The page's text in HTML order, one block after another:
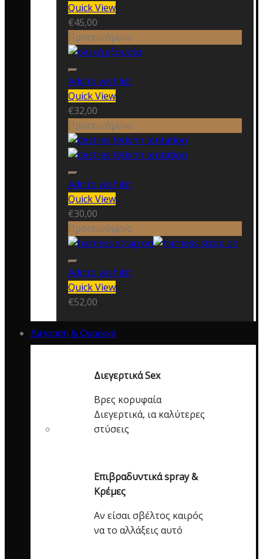
Quick View
€45,00
Προτεινόμενο
Add to wishlist
Quick View
€32,00
Προτεινόμενο
Add to wishlist
Quick View
€30,00
Προτεινόμενο
Add to wishlist
Quick View
€52,00
Διεγερση & Ομορφιά
Διεγερτικά Sex
Βρες κορυφαία
Διεγερτικά, ια καλύτερες
στύσεις
Επιβραδυντικά spray &
Κρέμες
Αν είσαι σβέλτος καιρός
να το αλλάξεις αυτό